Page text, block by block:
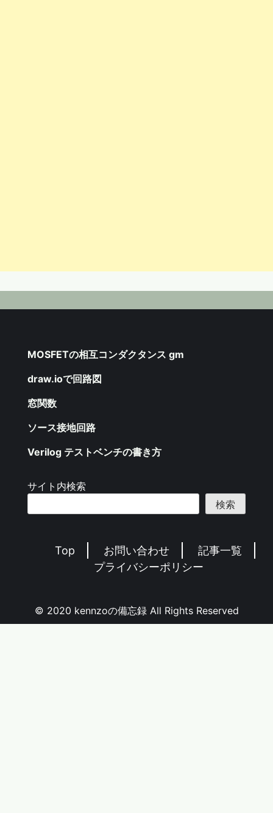
MOSFETの相互コンダクタンス gm
draw.ioで回路図
窓関数
ソース接地回路
Verilog テストベンチの書き方
サイト内検索
検索
Top お問い合わせ
記事一覧
プライバシーポリシー
© 2020 kennzoの備忘録 All Rights Reserved